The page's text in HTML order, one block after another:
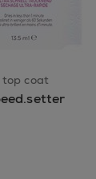
top coat